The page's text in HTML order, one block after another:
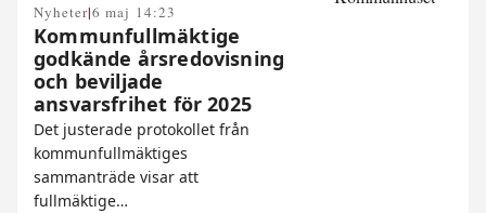
Nyheter|6 maj 14:23
Kommunfullmäktige
godkände årsredovisning
och beviljade
ansvarsfrihet för 2025
Det justerade protokollet från
kommunfullmäktiges
sammanträde visar att
fullmäktige…